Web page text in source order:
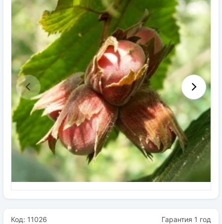
Цветы
Травы
Овощи (на посадку)
Штамбовые ягодные кусты
Семена
Удобрения
Код: 11026 Гарантия 1 год